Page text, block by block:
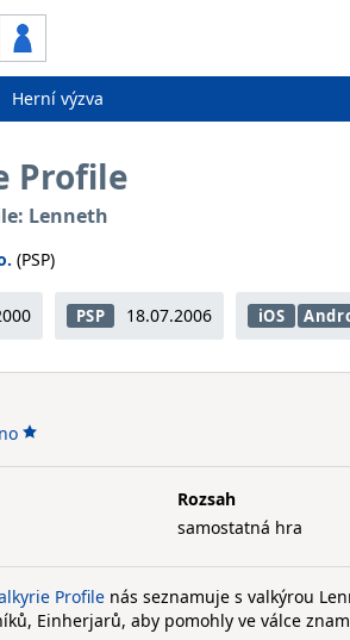
Herní výzva
Profile
Lenneth
(PSP)
PSP 18.07.2006 iOS
Rozsah
samostatná hra
Profile nás seznamuje s valkýrou
Einherjarů, aby pomohly ve válce